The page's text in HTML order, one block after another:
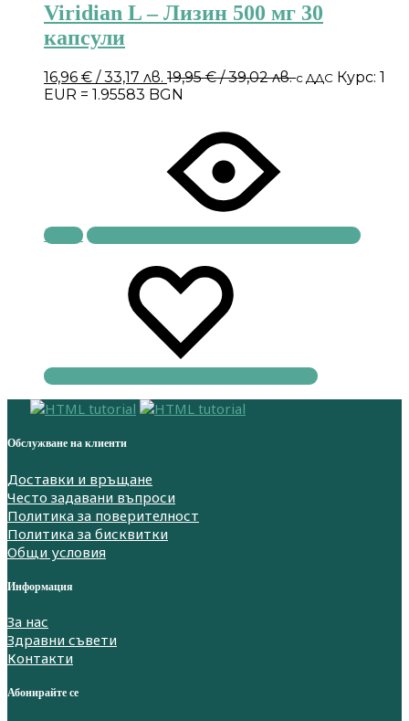
Viridian L – Лизин 500 мг 30
капсули
16,96 € / 33,17 лв. 19,95€/ 39,02 лв.с ДДС Курс: 1
EUR = 1.95583 BGN
Купи
Обслужване на клиенти
Доставки и връщане
Често задавани въпроси
Политика за поверителност
Политика за бисквитки
Общи условия
Информация
За нас
Здравни съвети
Контакти
Абонирайте се